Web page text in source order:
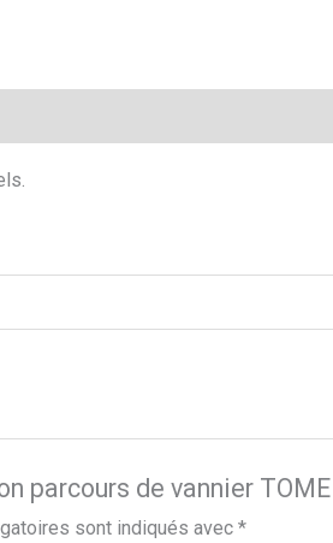
parcours de vannier TOME
sont indiqués avec*